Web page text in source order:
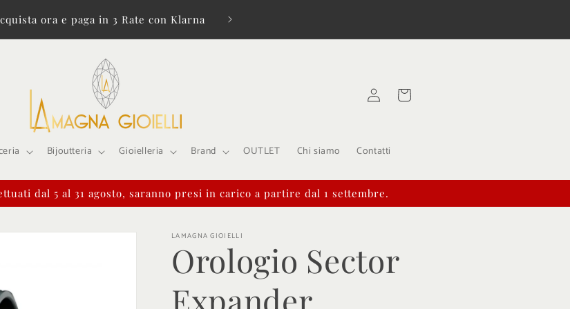
ora e paga in 3 Rate con Klarna
Bijoutteria Gioielleria Brand OUTLET Chi siamo Contatti
Accedi Carrello
dal 5 al 31 agosto, saranno presi in carico a partire dal 1 settembre.
LAMAGNA GIOIELLI
Orologio Sector
Expander